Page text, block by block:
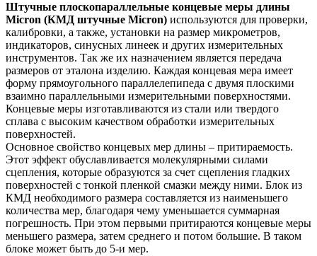
Штучные плоскопараллельные концевые меры длины
Micron (КМД штучные Micron) используются для проверки,
калибровки, а также, установки на размер микрометров,
индикаторов, синусных линеек и других измерительных
инструментов. Так же их назначением является передача
размеров от эталона изделию. Каждая концевая мера имеет
форму прямоугольного параллелепипеда с двумя плоскими
взаимно параллельными измерительными поверхностями.
Концевые меры изготавливаются из стали или твердого
сплава с высоким качеством обработки измерительных
поверхностей.
Основное свойство концевых мер длины – притираемость.
Этот эффект обуславливается молекулярными силами
сцепления, которые образуются за счет сцепления гладких
поверхностей с тонкой пленкой смазки между ними. Блок из
КМД необходимого размера составляется из наименьшего
количества мер, благодаря чему уменьшается суммарная
погрешность. При этом первыми притираются концевые меры
меньшего размера, затем среднего и потом большие. В таком
блоке может быть до 5-и мер.